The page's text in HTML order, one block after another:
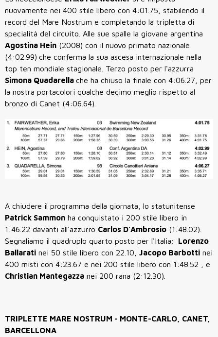
nuovamente nei 400 stile libero con 4:01.75, stabilendo il
record del Mare Nostrum e completando la tripletta di
specialità del circuito. Alle sue spalle la giovane argentina
Agostina Hein (2008) con il nuovo primato nazionale
(4:02.99) che conferma la sua ascesa internazionale nella
top ten mondiale stagionale. Terzo posto per l'azzurra
Simona Quadarella che ha chiuso la finale con 4:06.27, per
la nostra portacolori qualche decimo meglio rispetto al
bronzo di Canet (4:06.64).
A chiudere il programma della giornata, lo statunitense
Patrick Sammon ha conquistato i 200 stile libero in
1:46.22 davanti all'azzurro Carlos D'Ambrosio (1:48.02).
Segnaliamo il quadruplo quarto posto per l'Italia; Lorenzo
Ballarati nei 50 stile libero con 22.10, Jacopo Barbotti nei
400 misti con 4:23.67 e nei 200 stile libero con 1:48.52 , e
Christian Mantegazza nei 200 rana (2:12.30).
TRIPLETTE MARE NOSTRUM - MONTE-CARLO, CANET,
BARCELLONA